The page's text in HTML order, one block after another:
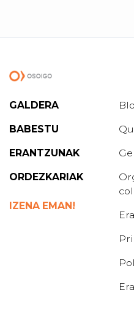
GALDERA
BABESTU
ERANTZUNAK
ORDEZKARIAK
IZENA EMAN!